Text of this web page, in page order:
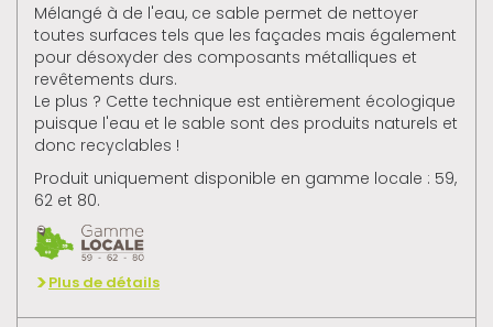
Mélangé à de l'eau, ce sable permet de nettoyer
toutes surfaces tels que les façades mais également
pour désoxyder des composants métalliques et
revêtements durs.
Le plus ? Cette technique est entièrement écologique
puisque l'eau et le sable sont des produits naturels et
donc recyclables !
Produit uniquement disponible en gamme locale : 59,
62 et 80.
Plus de détails